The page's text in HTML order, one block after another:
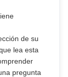
de su
lea esta
pregunta